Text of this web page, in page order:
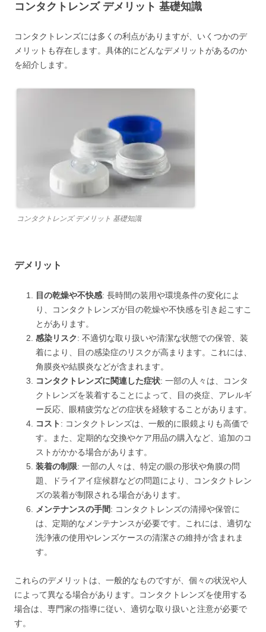
コンタクトレンズ デメリット 基礎知識
コンタクトレンズには多くの利点がありますが、いくつかのデ
メリットも存在します。具体的にどんなデメリットがあるのか
を紹介します。
コンタクトレンズ デメリット 基礎知識
デメリット
目の乾燥や不快感: 長時間の装用や環境条件の変化によ
り、コンタクトレンズが目の乾燥や不快感を引き起こすこ
とがあります。
感染リスク: 不適切な取り扱いや清潔な状態での保管、装
着により、目の感染症のリスクが高まります。これには、
角膜炎や結膜炎などが含まれます。
コンタクトレンズに関連した症状: 一部の人々は、コンタ
クトレンズを装着することによって、目の炎症、アレルギ
ー反応、眼精疲労などの症状を経験することがあります。
コスト : コンタクトレンズは、一般的に眼鏡よりも高価で
す。また、定期的な交換やケア用品の購入など、追加のコ
ストがかかる場合があります。
装着の制限: 一部の人々は、特定の眼の形状や角膜の問
題、ドライアイ症候群などの問題により、コンタクトレン
ズの装着が制限される場合があります。
メンテナンスの手間: コンタクトレンズの清掃や保管に
は、定期的なメンテナンスが必要です。これには、適切な
洗浄液の使用やレンズケースの清潔さの維持が含まれま
す。
これらのデメリットは、一般的なものですが、個々の状況や人
によって異なる場合があります。コンタクトレンズを使用する
場合は、専門家の指導に従い、適切な取り扱いと注意が必要で
す。